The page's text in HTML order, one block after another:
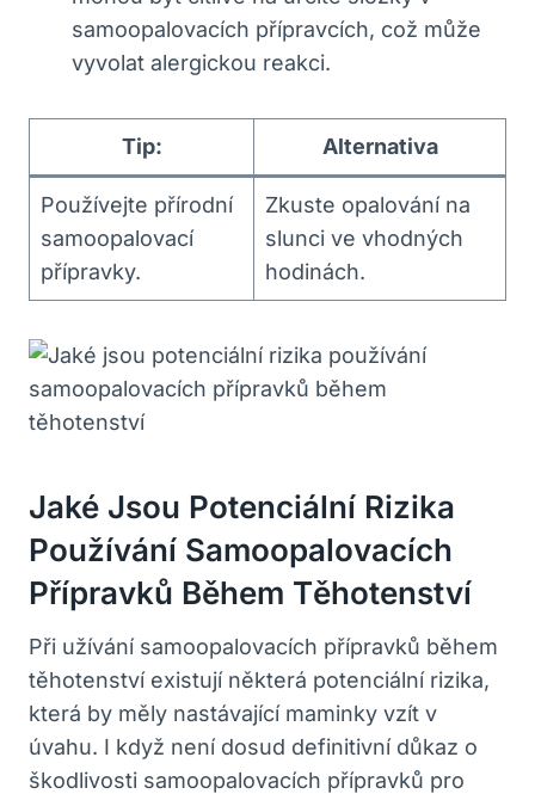
samoopalovacích přípravcích, což může
vyvolat alergickou reakci.
Tip: Alternativa
Používejte přírodní
samoopalovací
přípravky.
Zkuste opalování na
slunci ve vhodných
hodinách.
Jaké Jsou Potenciální Rizika
Používání Samoopalovacích
Přípravků Během Těhotenství
Při užívání samoopalovacích přípravků během
těhotenství existují některá potenciální rizika,
která by měly nastávající maminky vzít v
úvahu. I když není dosud definitivní důkaz o
škodlivosti samoopalovacích přípravků pro